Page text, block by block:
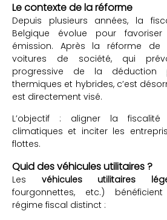
Le contexte de la réforme
Depuis plusieurs années, la
Belgique évolue pour
émission. Après la réforme de
voitures de société, qui
progressive de la déduction
thermiques et hybrides, c’est
est directement visé.
L’objectif : aligner la
climatiques et inciter les
flottes.
Quid des véhicules utilitaires ?
Les véhicules utilitaires
fourgonnettes, etc.)
régime fiscal distinct :